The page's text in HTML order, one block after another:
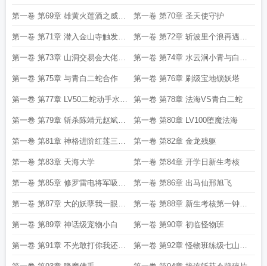
霍去病
第一卷 第69章 雄黄火莲酒之威破
防的方远
第一卷 第70章 圣天使守护
第一卷 第71章 潜入金山寺触发许
仙被困剧情
第一卷 第72章 斩波里个浪再遇虞
听晚
第一卷 第73章 山洞交易会大佬齐
聚
第一卷 第74章 水云涧小青与白素
贞
第一卷 第75章 与青白二蛇合作 第一卷 第76章 刷级宝地锁妖塔
第一卷 第77章 LV50二蛇动手水淹
金山寺
第一卷 第78章 法海VS青白二蛇
第一卷 第79章 斩杀陈靖元赵斌爆
出烧烧果实
第一卷 第80章 LV100堕魔法海
第一卷 第81章 神格进阶红莲三太
子
第一卷 第82章 金龙残躯
第一卷 第83章 天海大学 第一卷 第84章 开学日新生考核
第一卷 第85章 修罗雷电将军吸血
鬼伯爵
第一卷 第86章 出马仙邢旭飞
第一卷 第87章 大的妖孽我一眼就
看出你不是人
第一卷 第88章 新生考核第一钟庆
明的猜测
第一卷 第89章 神话级宠物小白 第一卷 第90章 初临怪物班
第一卷 第91章 不光敢打你我还敢 第一卷 第92章 怪物班练级七山五